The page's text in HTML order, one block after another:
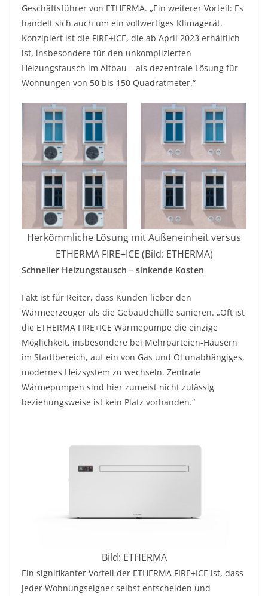
Geschäftsführer von ETHERMA. „Ein weiterer Vorteil: Es
handelt sich auch um ein vollwertiges Klimagerät.
Konzipiert ist die FIRE+ICE, die ab April 2023 erhältlich
ist, insbesondere für den unkomplizierten
Heizungstausch im Altbau – als dezentrale Lösung für
Wohnungen von 50 bis 150 Quadratmeter.“
Herkömmliche Lösung mit Außeneinheit versus
ETHERMA FIRE+ICE (Bild: ETHERMA)
Schneller Heizungstausch – sinkende Kosten
Fakt ist für Reiter, dass Kunden lieber den
Wärmeerzeuger als die Gebäudehülle sanieren. „Oft ist
die ETHERMA FIRE+ICE Wärmepumpe die einzige
Möglichkeit, insbesondere bei Mehrparteien-Häusern
im Stadtbereich, auf ein von Gas und Öl unabhängiges,
modernes Heizsystem zu wechseln. Zentrale
Wärmepumpen sind hier zumeist nicht zulässig
beziehungsweise ist kein Platz vorhanden.“
Bild: ETHERMA
Ein signifikanter Vorteil der ETHERMA FIRE+ICE ist, dass
jeder Wohnungseigner selbst entscheiden und